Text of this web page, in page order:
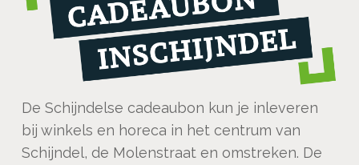
De Schijndelse cadeaubon kun je inleveren
bij winkels en horeca in het centrum van
Schijndel, de Molenstraat en omstreken. De